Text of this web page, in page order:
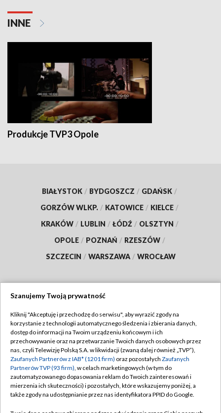
INNE
Produkcje TVP3 Opole
BIAŁYSTOK / BYDGOSZCZ / GDAŃSK /
GORZÓW WLKP. / KATOWICE / KIELCE /
KRAKÓW / LUBLIN / ŁÓDŹ / OLSZTYN /
OPOLE / POZNAŃ / RZESZÓW /
SZCZECIN / WARSZAWA / WROCŁAW
TVP
Abonament TVP
Emisja w TVP
Centrum informacji TVP
Naziemna Telewizja Cyfrowa
Regulamin TVP
Polityka prywatności
Moje zgody
Pomoc
Szanujemy Twoją prywatność
Kliknij "Akceptuję i przechodzę do serwisu", aby wyrazić zgody na
korzystanie z technologii automatycznego śledzenia i zbierania danych,
dostęp do informacji na Twoim urządzeniu końcowym i ich
przechowywanie oraz na przetwarzanie Twoich danych osobowych przez
nas, czyli Telewizję Polską S.A. w likwidacji (zwaną dalej również „TVP”),
Zaufanych Partnerów z IAB* (1201 firm) oraz pozostałych Zaufanych
Partnerów TVP (93 firm), w celach marketingowych (w tym do
zautomatyzowanego dopasowania reklam do Twoich zainteresowań i
mierzenia ich skuteczności) i pozostałych, które wskazujemy poniżej, a
także zgody na udostępnianie przez nas identyfikatora PPID do Google.